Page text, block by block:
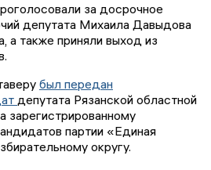
за досрочное
депутата Михаила Давыдова
а также приняли выход из
был передан
депутата Рязанской областной
партии «Единая
округу.